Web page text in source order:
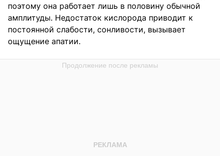
поэтому она работает лишь в половину обычной
амплитуды. Недостаток кислорода приводит к
постоянной слабости, сонливости, вызывает
ощущение апатии.